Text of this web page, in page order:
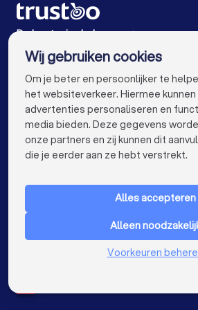
Rijscholen in Eindhoven
Rijscholen in Groningen
Rijscholen in Breda
Rijscholen in Enschede
Rijscholen in Arnhem
Rijscholen in Maastricht
Rijscholen in Dordrecht
Rijscholen bij jou in de
De beste rijscholen voor jou
VOOR PARTICULIEREN
Nederland
Wij gebruiken cookies
Om je beter en persoonlijker te
het websiteverkeer. Hiermee
advertenties personaliseren en
media bieden. Deze gegevens
onze partners en zij kunnen dit
die je eerder aan ze hebt verstrekt.
Alles accepteren
Alleen
Voorkeuren